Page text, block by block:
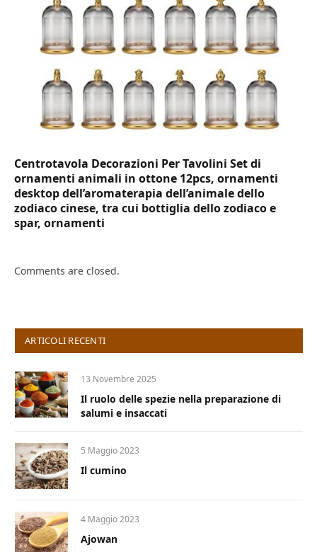
Centrotavola Decorazioni Per Tavolini Set di
ornamenti animali in ottone 12pcs, ornamenti
desktop dell’aromaterapia dell’animale dello
zodiaco cinese, tra cui bottiglia dello zodiaco e
spar, ornamenti
Comments are closed.
ARTICOLI RECENTI
13 Novembre 2025
Il ruolo delle spezie nella preparazione di
salumi e insaccati
5 Maggio 2023
Il cumino
4 Maggio 2023
Ajowan